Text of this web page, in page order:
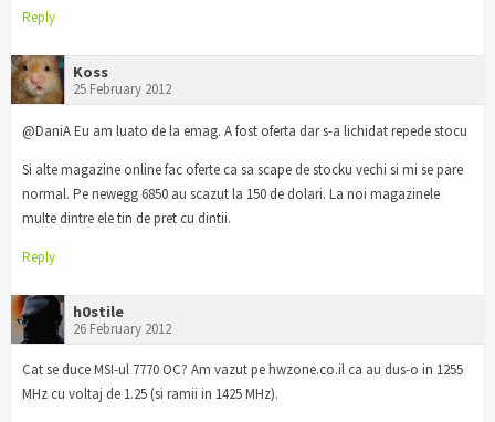
Reply
Koss
25 February 2012
@DaniA Eu am luato de la emag. A fost oferta dar s-a lichidat repede stocu
Si alte magazine online fac oferte ca sa scape de stocku vechi si mi se pare
normal. Pe newegg 6850 au scazut la 150 de dolari. La noi magazinele
multe dintre ele tin de pret cu dintii.
Reply
h0stile
26 February 2012
Cat se duce MSI-ul 7770 OC? Am vazut pe hwzone.co.il ca au dus-o in 1255
MHz cu voltaj de 1.25 (si ramii in 1425 MHz).